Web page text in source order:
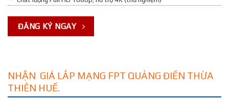
ĐĂNG KÝ NGAY
NHẬN GIÁ LẮP MẠNG FPT QUẢNG ĐIỀN THỪA
THIÊN HUẾ.